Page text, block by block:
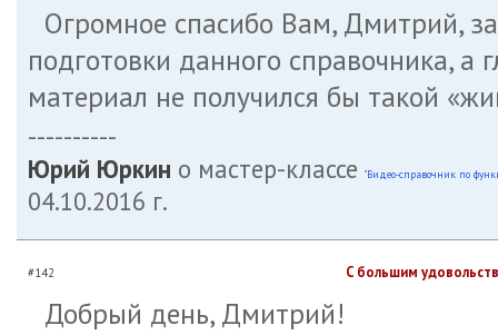
Огромное спасибо Вам, Дмитрий,
подготовки данного справочника, а
материал не получился бы такой
----------
Юрий Юркин о мастер-классе "Видео-справочник по
04.10.2016 г.
#142 С большим
Добрый день, Дмитрий!